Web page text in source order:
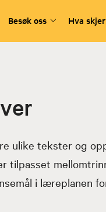
Besøk oss Hva
ulike tekster og
tilpasset
i læreplanen